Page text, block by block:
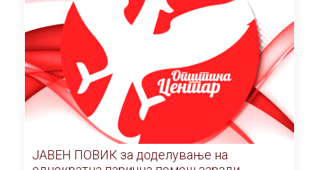
ЈАВЕН ПОВИК за доделување на